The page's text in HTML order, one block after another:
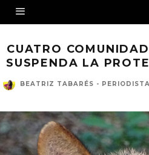
CUATRO
SUSPENDA LA
BEATRIZ TABARÉS - PERIODISTA